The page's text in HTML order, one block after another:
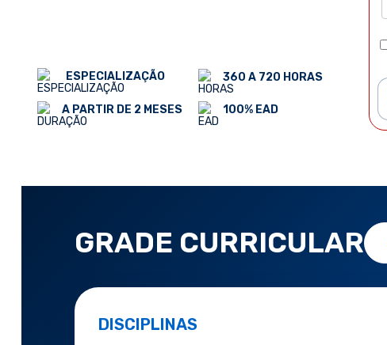
ESPECIALIZAÇÃO
A PARTIR DE 2 MESES
360 A 720 HORAS
100% EAD
GRADE CURRICULAR
DISCIPLINAS